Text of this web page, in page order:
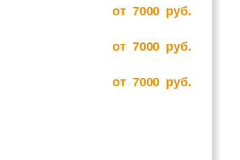
от 7000 руб.
от 7000 руб.
от 7000 руб.